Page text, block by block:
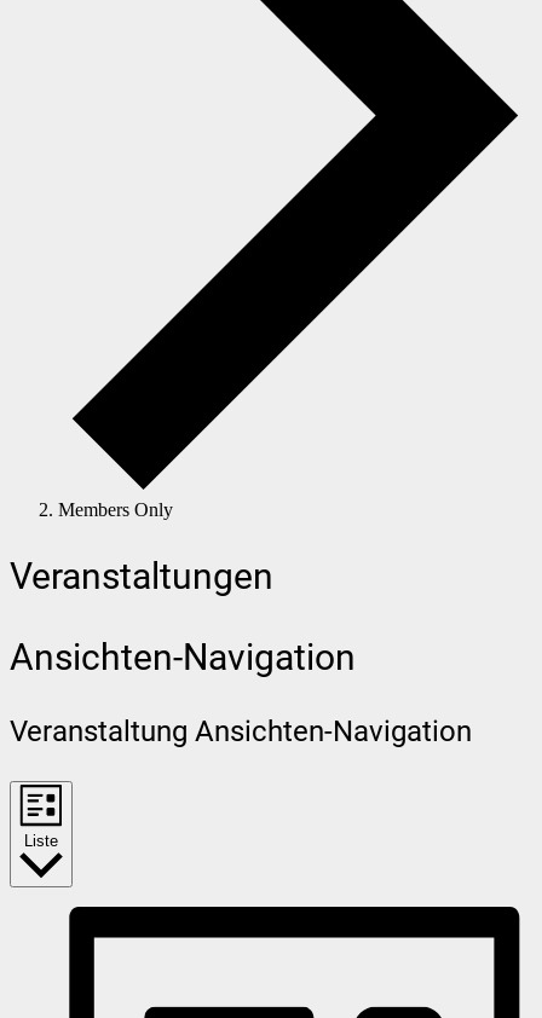
Members Only
Veranstaltungen
Ansichten-Navigation
Veranstaltung Ansichten-Navigation
Liste